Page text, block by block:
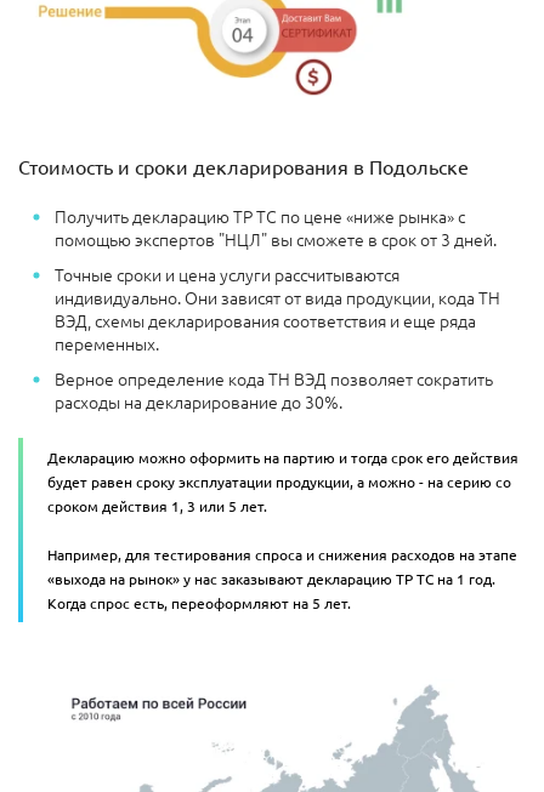
Стоимость и сроки декларирования в Подольске
Получить декларацию ТР ТС по цене «ниже рынка» с
помощью экспертов "НЦЛ" вы сможете в срок от 3 дней.
Точные сроки и цена услуги рассчитываются
индивидуально. Они зависят от вида продукции, кода ТН
ВЭД, схемы декларирования соответствия и еще ряда
переменных.
Верное определение кода ТН ВЭД позволяет сократить
расходы на декларирование до 30%.
Декларацию можно оформить на партию и тогда срок его действия
будет равен сроку эксплуатации продукции, а можно - на серию со
сроком действия 1, 3 или 5 лет.
Например, для тестирования спроса и снижения расходов на этапе
«выхода на рынок» у нас заказывают декларацию ТР ТС на 1 год.
Когда спрос есть, переоформляют на 5 лет.